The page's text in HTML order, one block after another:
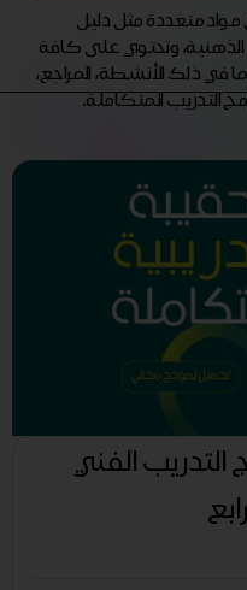
مواد متعددة مثل دليل
الذهنية، وتحتوي على كافة
بما في ذلك الأنشطة، المراجع،
التدريب المتكاملة.
التدريب الفني